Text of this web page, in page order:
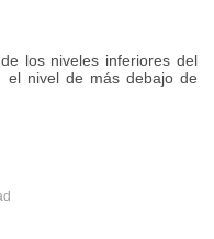
los niveles inferiores del
el nivel de más debajo de